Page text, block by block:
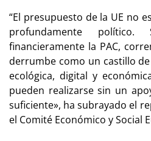
“El presupuesto de la UE no
profundamente
financieramente la PAC,
derrumbe como un castillo
ecológica, digital y
pueden realizarse sin un
suficiente», ha subrayado el
el Comité Económico y Social